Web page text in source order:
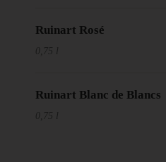
Ruinart Rosé
0,75 l
Ruinart Blanc de Blancs
0,75 l